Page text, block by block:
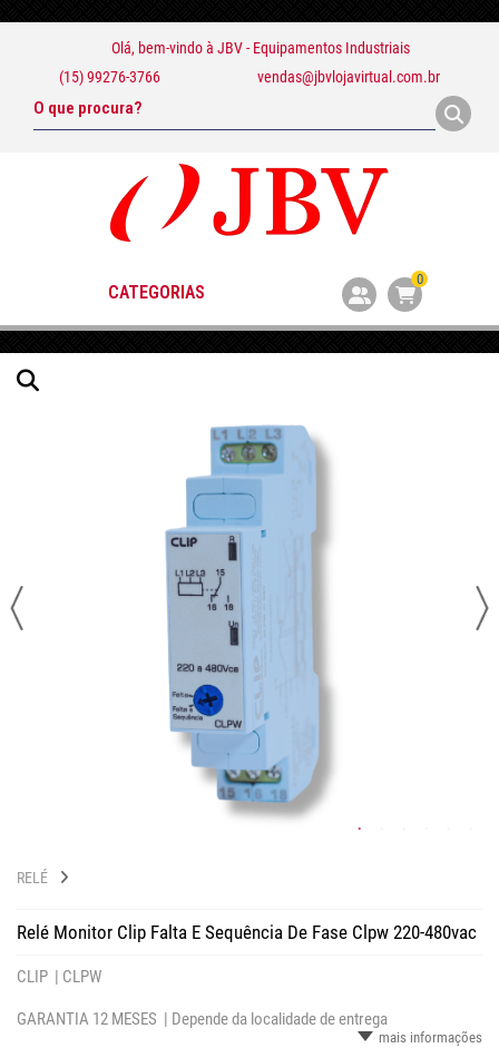
Olá, bem-vindo à JBV - Equipamentos Industriais
(15) 99276-3766
vendas@jbvlojavirtual.com.br
CATEGORIAS
0
RELÉ
Relé Monitor Clip Falta E Sequência De Fase Clpw 220-480vac
CLIP | CLPW
GARANTIA 12 MESES | Depende da localidade de entrega
mais informações